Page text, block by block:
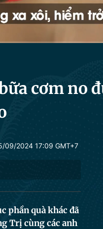
cơm no
09/2024 17:09 GMT+7
phần quà khác đã
Trị cùng các anh